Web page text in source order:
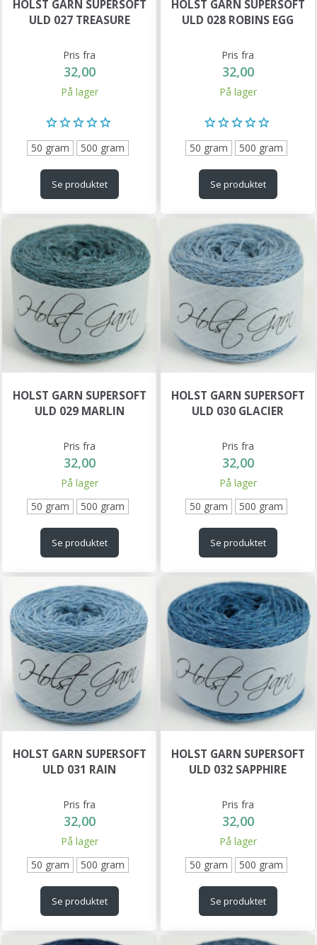
HOLST GARN SUPERSOFT
ULD 027 TREASURE
Pris fra
32,00
På lager
50 gram 500 gram
Se produktet
HOLST GARN SUPERSOFT
ULD 028 ROBINS EGG
Pris fra
32,00
På lager
50 gram 500 gram
Se produktet
HOLST GARN SUPERSOFT
ULD 029 MARLIN
Pris fra
32,00
På lager
50 gram
500 gram
Se produktet
HOLST GARN SUPERSOFT
ULD 030 GLACIER
Pris fra
32,00
På lager
50 gram
500 gram
Se produktet
HOLST GARN SUPERSOFT
ULD 031 RAIN
Pris fra
32,00
På lager
50 gram
500 gram
Se produktet
HOLST GARN SUPERSOFT
ULD 032 SAPPHIRE
Pris fra
32,00
På lager
50 gram
500 gram
Se produktet